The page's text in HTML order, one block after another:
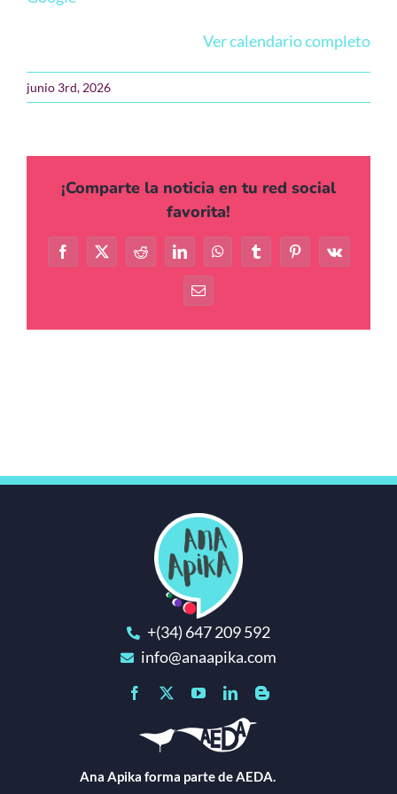
Ver calendario completo
junio 3rd, 2026
¡Comparte la noticia en tu red social
favorita!
Facebook
X RedditLinkedInWhatsAppTumblrPinterest
Vk
Correo
electrónico
+(34) 647 209 592
info@anaapika.com
Ana Apika forma parte de AEDA.